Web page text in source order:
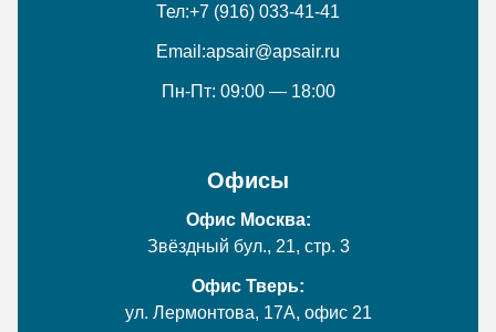
Тел:+7 (916) 033-41-41
Email:apsair@apsair.ru
Пн-Пт: 09:00 — 18:00
Офисы
Офис Москва:
Звёздный бул., 21, стр. 3
Офис Тверь:
ул. Лермонтова, 17А, офис 21